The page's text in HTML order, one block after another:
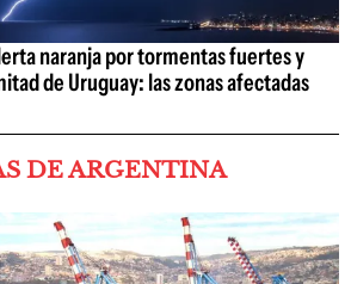
naranja por tormentas fuertes y
de Uruguay: las zonas afectadas
DE ARGENTINA